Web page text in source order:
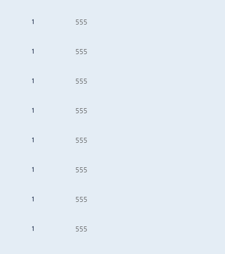
1 555
1 555
1 555
1 555
1 555
1 555
1 555
1 555